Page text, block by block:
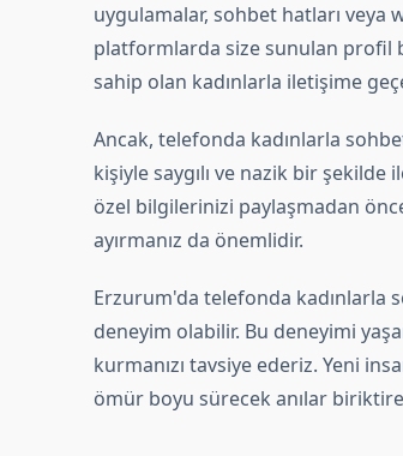
uygulamalar, sohbet hatları
platformlarda size sunulan profil
sahip olan kadınlarla iletişime
Ancak, telefonda kadınlarla
kişiyle saygılı ve nazik bir
özel bilgilerinizi paylaşmadan
ayırmanız da önemlidir.
Erzurum'da telefonda kadınlarla
deneyim olabilir. Bu deneyimi
kurmanızı tavsiye ederiz. Yeni
ömür boyu sürecek anılar